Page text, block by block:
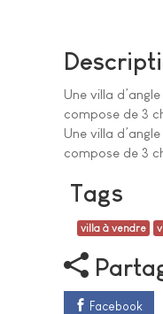
Une villa
compose de 3
Une villa
compose de 3
Tags
villa à vendre
Facebook